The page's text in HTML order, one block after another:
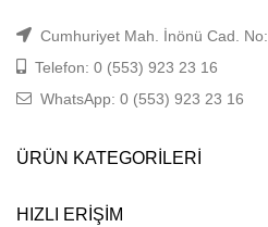
Cumhuriyet Mah. İnönü Cad.
Telefon: 0 (553) 923 23 16
WhatsApp: 0 (553) 923 23 16
ÜRÜN KATEGORILERI
HIZLI ERIŞIM